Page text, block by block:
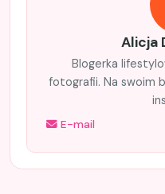
Alicja
Blogerka
fotografii. Na swoim
E-mail